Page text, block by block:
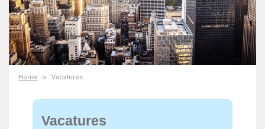
Home Vacatures
Vacatures